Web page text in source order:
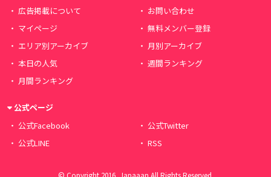
広告掲載について
お問い合わせ
マイページ
無料メンバー登録
エリア別アーカイブ
月別アーカイブ
本日の人気
週間ランキング
月間ランキング
公式ページ
公式Facebook
公式Twitter
公式LINE
RSS